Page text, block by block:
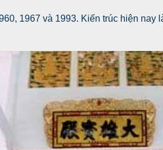
1967 và 1993. Kiến trúc hiện nay